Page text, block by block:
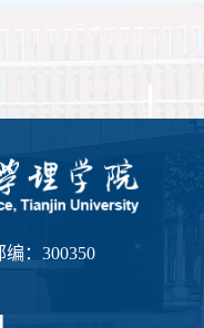
：300350